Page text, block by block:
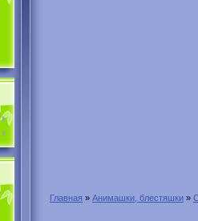
Главная » Анимашки, блестяшки »